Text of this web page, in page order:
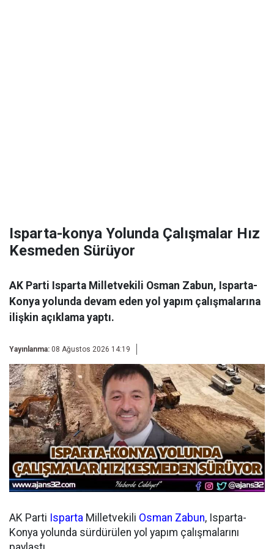
Isparta-konya Yolunda Çalışmalar Hız
Kesmeden Sürüyor
AK Parti Isparta Milletvekili Osman Zabun, Isparta-
Konya yolunda devam eden yol yapım çalışmalarına
ilişkin açıklama yaptı.
Yayınlanma: 08 Ağustos 2026 14:19
AK Parti Isparta Milletvekili Osman Zabun, Isparta-
Konya yolunda sürdürülen yol yapım çalışmalarını